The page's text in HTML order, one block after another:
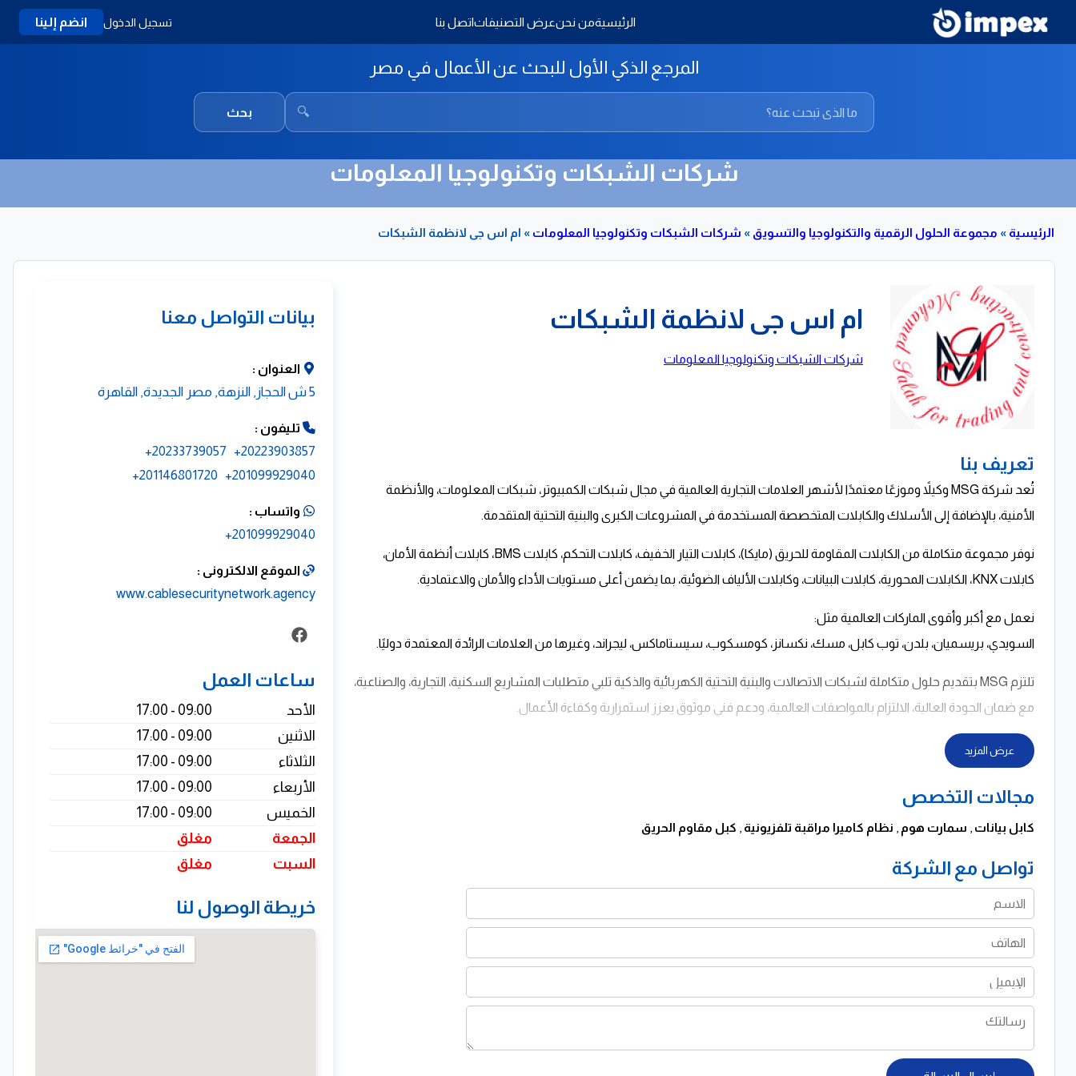
الرئيسيةمن نحنعرض التصنيفاتاتصل بنا تسجيل الدخول انضم إلينا
المرجع الذكي الأول للبحث عن الأعمال في مصر
🔍 بحث
شركات الشبكات وتكنولوجيا المعلومات
الرئيسية » مجموعة الحلول الرقمية والتكنولوجيا والتسويق » شركات الشبكات وتكنولوجيا المعلومات » ام اس جى لانظمة الشبكات
ام اس جى لانظمة الشبكات
شركات الشبكات وتكنولوجيا المعلومات
تعريف بنا
تُعد شركة MSG وكيلاً وموزعًا معتمدًا لأشهر العلامات التجارية العالمية في مجال شبكات الكمبيوتر، شبكات المعلومات، والأنظمة
الأمنية، بالإضافة إلى الأسلاك والكابلات المتخصصة المستخدمة في المشروعات الكبرى والبنية التحتية المتقدمة.
نوفر مجموعة متكاملة من الكابلات المقاومة للحريق (مايكا)، كابلات التيار الخفيف، كابلات التحكم، كابلات BMS، كابلات أنظمة الأمان،
كابلات KNX، الكابلات المحورية، كابلات البيانات، وكابلات الألياف الضوئية، بما يضمن أعلى مستويات الأداء والأمان والاعتمادية.
نعمل مع أكبر وأقوى الماركات العالمية مثل:
السويدي، بريسميان، بلدن، توب كابل، مسك، نكسانز، كومسكوب، سيستاماكس، ليجراند، وغيرها من العلامات الرائدة المعتمدة دوليًا.
تلتزم MSG بتقديم حلول متكاملة لشبكات الاتصالات والبنية التحتية الكهربائية والذكية تلبي متطلبات المشاريع السكنية، التجارية، والصناعية،
مع ضمان الجودة العالية، الالتزام بالمواصفات العالمية، ودعم فني موثوق يعزز استمرارية وكفاءة الأعمال.
عرض المزيد
مجالات التخصص
كابل بيانات , سمارت هوم , نظام كاميرا مراقبة تلفزيونية , كبل مقاوم الحريق
تواصل مع الشركة
بيانات التواصل معنا
العنوان :
5 ش الحجاز, النزهة, مصر الجديدة, القاهرة
تليفون :
20223903857+
20233739057+
201099929040+
201146801720+
واتساب :
201099929040+
الموقع الالكترونى :
www.cablesecuritynetwork.agency
ساعات العمل
الأحد
09:00 - 17:00
الاثنين
09:00 - 17:00
الثلاثاء
09:00 - 17:00
الأربعاء
09:00 - 17:00
الخميس
09:00 - 17:00
الجمعة
مغلق
السبت
مغلق
خريطة الوصول لنا